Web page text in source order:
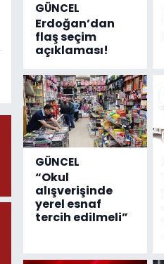
GÜNCEL
Erdoğan’dan
flaş seçim
açıklaması!
GÜNCEL
“Okul
alışverişinde
yerel esnaf
tercih edilmeli”